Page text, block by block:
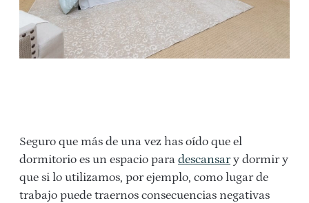
Seguro que más de una vez has oído que el
dormitorio es un espacio para descansary dormir y
que si lo utilizamos, por ejemplo, como lugar de
trabajo puede traernos consecuencias negativas